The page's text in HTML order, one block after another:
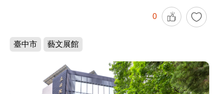
0
臺中市 藝文展館